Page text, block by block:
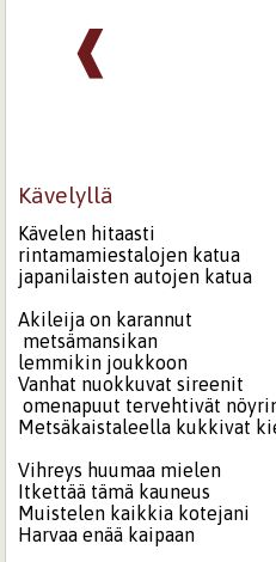
❰
Kävelyllä
Kävelen hitaasti
rintamamiestalojen katua
japanilaisten autojen katua
Akileija on karannut
metsämansikan
lemmikin joukkoon
Vanhat nuokkuvat sireenit
omenapuut tervehtivät
Metsäkaistaleella kukkivat
Vihreys huumaa mielen
Itkettää tämä kauneus
Muistelen kaikkia kotejani
Harvaa enää kaipaan